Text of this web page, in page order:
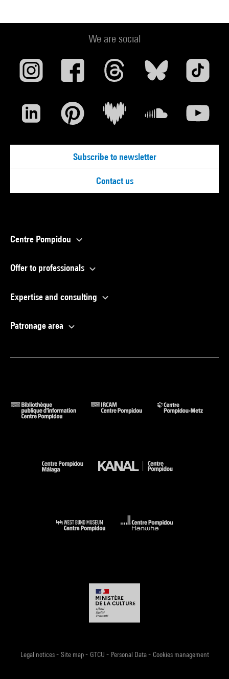
We are social
Subscribe to newsletter
Contact us
Centre Pompidou
Offer to professionals
Expertise and consulting
Patronage area
Legal notices- Site map- GTCU - Personal Data- Cookies management